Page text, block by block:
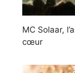
MC Solaar,
cœur